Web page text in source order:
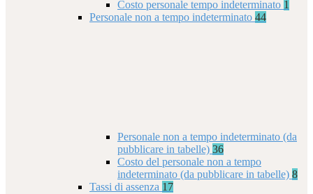
Costo personale tempo indeterminato 1
Personale non a tempo indeterminato 44
Personale non a tempo indeterminato (da
pubblicare in tabelle) 36
Costo del personale non a tempo
indeterminato (da pubblicare in tabelle) 8
Tassi di assenza 17